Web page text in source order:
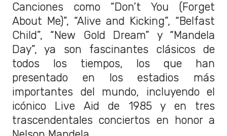
Canciones como “Don’t You (Forget
About Me)”, “Alive and Kicking”, “Belfast
Child”, “New Gold Dream” y “Mandela
Day”, ya son fascinantes clásicos de
todos los tiempos, los que han
presentado en los estadios más
importantes del mundo, incluyendo el
icónico Live Aid de 1985 y en tres
trascendentales conciertos en honor a